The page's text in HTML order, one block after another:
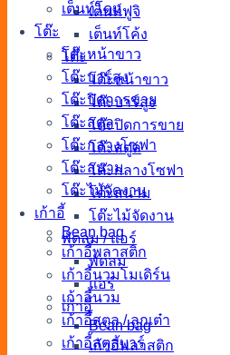
เต็นท์ฟูจิ
เต็นท์โค้ง
โต๊ะ
โต๊ะหน้าขาว
โต๊ะบาร์สูง
โต๊ะปิดการขาย
โต๊ะสตูล
โต๊ะกลางโซฟา
โต๊ะสนาม
โต๊ะไม้จัดงาน
พัดลม / แอร์
พัดลม
แอร์
เก้าอี้
Bean bag
เก้าอี้พลาสติก
เต็นท์โดม
โต๊ะ
โต๊ะหน้าขาว
โต๊ะบาร์สูง
โต๊ะปิดการขาย
โต๊ะสตูล
โต๊ะกลางโซฟา
โต๊ะสนาม
โต๊ะไม้จัดงาน
เก้าอี้
Bean bag
เก้าอี้พลาสติก
เก้าอี้นวมโมเดิร์น
เก้าอี้นวม
เก้าอี้สตูล / ลูกเต๋า
เก้าอี้สตูลบาร์